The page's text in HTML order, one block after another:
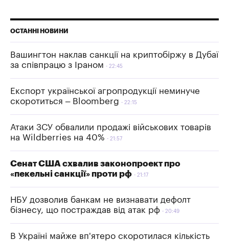
ОСТАННІ НОВИНИ
Вашингтон наклав санкції на криптобіржу в Дубаї
за співпрацю з Іраном
22:45
Експорт української агропродукції неминуче
скоротиться – Bloomberg
22:15
Атаки ЗСУ обвалили продажі військових товарів
на Wildberries на 40%
21:57
Сенат США схвалив законопроект про
«пекельні санкції» проти рф
21:17
НБУ дозволив банкам не визнавати дефолт
бізнесу, що постраждав від атак рф
20:49
В Україні майже вп'ятеро скоротилася кількість